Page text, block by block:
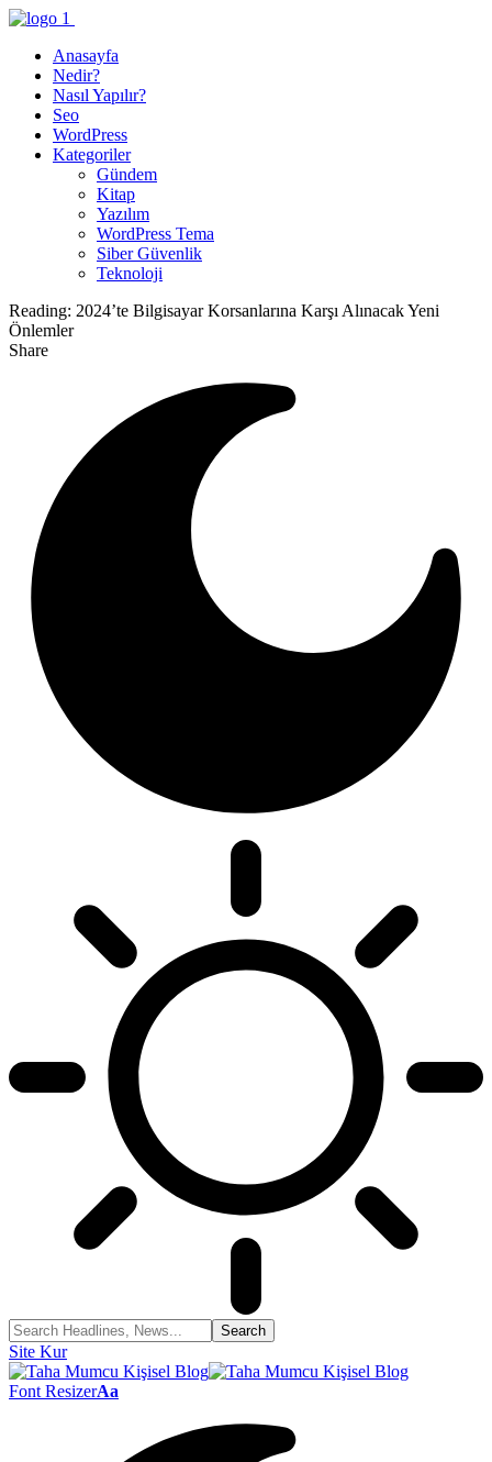
Anasayfa
Nedir?
Nasıl Yapılır?
Seo
WordPress
Kategoriler
Gündem
Kitap
Yazılım
WordPress Tema
Siber Güvenlik
Teknoloji
Reading: 2024’te Bilgisayar Korsanlarına Karşı Alınacak Yeni
Önlemler
Share
Site Kur
Font ResizerAa